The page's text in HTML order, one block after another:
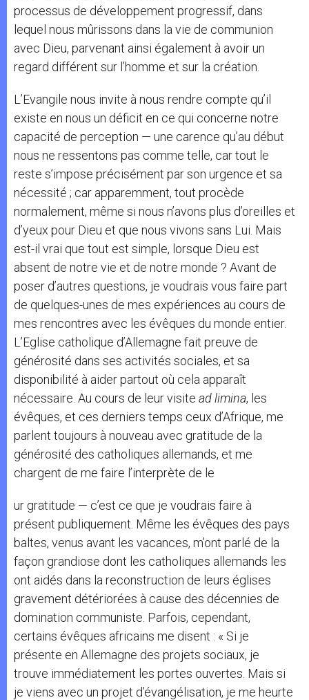
processus de développement progressif, dans
lequel nous mûrissons dans la vie de communion
avec Dieu, parvenant ainsi également à avoir un
regard différent sur l’homme et sur la création.
L’Evangile nous invite à nous rendre compte qu’il
existe en nous un déficit en ce qui concerne notre
capacité de perception — une carence qu’au début
nous ne ressentons pas comme telle, car tout le
reste s’impose précisément par son urgence et sa
nécessité ; car apparemment, tout procède
normalement, même si nous n’avons plus d’oreilles et
d’yeux pour Dieu et que nous vivons sans Lui. Mais
est-il vrai que tout est simple, lorsque Dieu est
absent de notre vie et de notre monde ? Avant de
poser d’autres questions, je voudrais vous faire part
de quelques-unes de mes expériences au cours de
mes rencontres avec les évêques du monde entier.
L’Eglise catholique d’Allemagne fait preuve de
générosité dans ses activités sociales, et sa
disponibilité à aider partout où cela apparaît
nécessaire. Au cours de leur visite ad limina, les
évêques, et ces derniers temps ceux d’Afrique, me
parlent toujours à nouveau avec gratitude de la
générosité des catholiques allemands, et me
chargent de me faire l’interprète de le
ur gratitude — c’est ce que je voudrais faire à
présent publiquement. Même les évêques des pays
baltes, venus avant les vacances, m’ont parlé de la
façon grandiose dont les catholiques allemands les
ont aidés dans la reconstruction de leurs églises
gravement détériorées à cause des décennies de
domination communiste. Parfois, cependant,
certains évêques africains me disent : « Si je
présente en Allemagne des projets sociaux, je
trouve immédiatement les portes ouvertes. Mais si
je viens avec un projet d’évangélisation, je me heurte